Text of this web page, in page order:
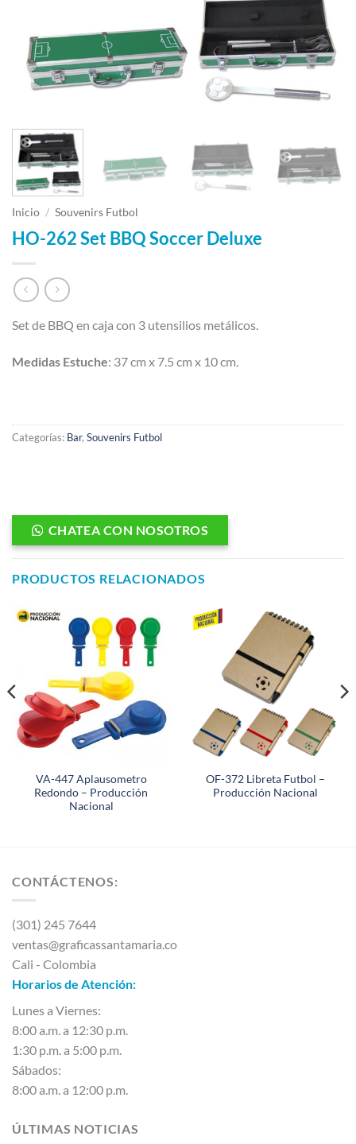
Inicio / Souvenirs Futbol
HO-262 Set BBQ Soccer Deluxe
Set de BBQ en caja con 3 utensilios metálicos.
Medidas Estuche: 37 cm x 7.5 cm x 10 cm.
Categorías: Bar, Souvenirs Futbol
CHATEA CON NOSOTROS
PRODUCTOS RELACIONADOS
VA-447 Aplausometro
Redondo – Producción
Nacional
OF-372 Libreta Futbol –
Producción Nacional
CONTÁCTENOS:
(301) 245 7644
ventas@graficassantamaria.co
Cali - Colombia
Horarios de Atención:
Lunes a Viernes:
8:00 a.m. a 12:30 p.m.
1:30 p.m. a 5:00 p.m.
Sábados:
8:00 a.m. a 12:00 p.m.
ÚLTIMAS NOTICIAS